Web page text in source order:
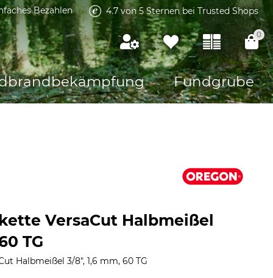
Bezahlen 4.7 von 5 Sternen bei Trusted Shops
0
Fundgrube
VersaCut Halbmeißel
TG
Halbmeißel 3/8", 1,6 mm, 60 TG